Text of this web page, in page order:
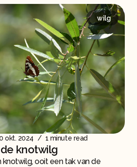
wilg
okt. 2024 / 1 minute read
knotwilg
knotwilg, ooit een tak van de